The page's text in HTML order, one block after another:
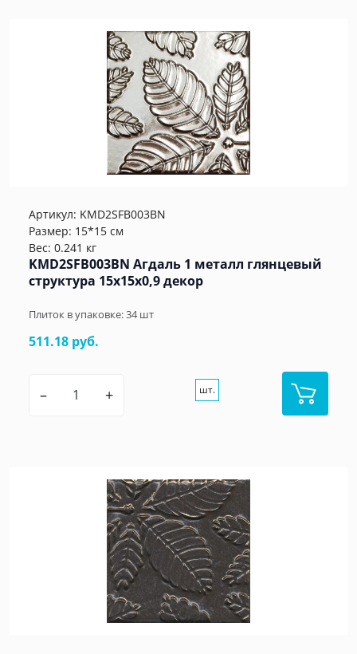
Артикул: KMD2SFB003BN
Размер: 15*15 см
Вес: 0.241 кг
KMD2SFB003BN Агдаль 1 металл глянцевый
структура 15x15x0,9 декор
Плиток в упаковке:34шт
511.18 руб.
– + шт.